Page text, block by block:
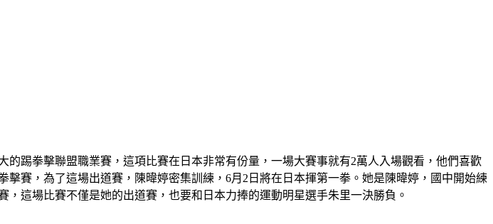
踢拳擊聯盟職業賽，這項比賽在日本非常有份量，一場大賽事就有2萬人入場觀看，他們喜歡
賽，為了這場出道賽，陳暐婷密集訓練，6月2日將在日本揮第一拳。她是陳暐婷，國中開始練
這場比賽不僅是她的出道賽，也要和日本力捧的運動明星選手朱里一決勝負。